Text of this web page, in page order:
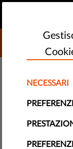
Leyen
NECESSARI